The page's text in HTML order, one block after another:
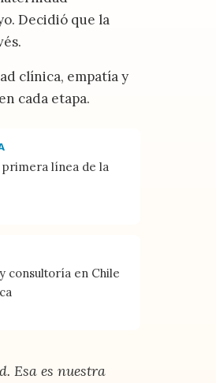
Decidió que la
clínica, empatía y
cada etapa.
primera línea de la
consultoría en Chile
Esa es nuestra